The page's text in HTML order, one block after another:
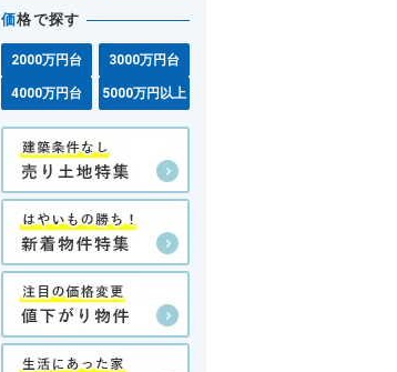
価格で探す
2000万円台 3000万円台
4000万円台 5000万円以上